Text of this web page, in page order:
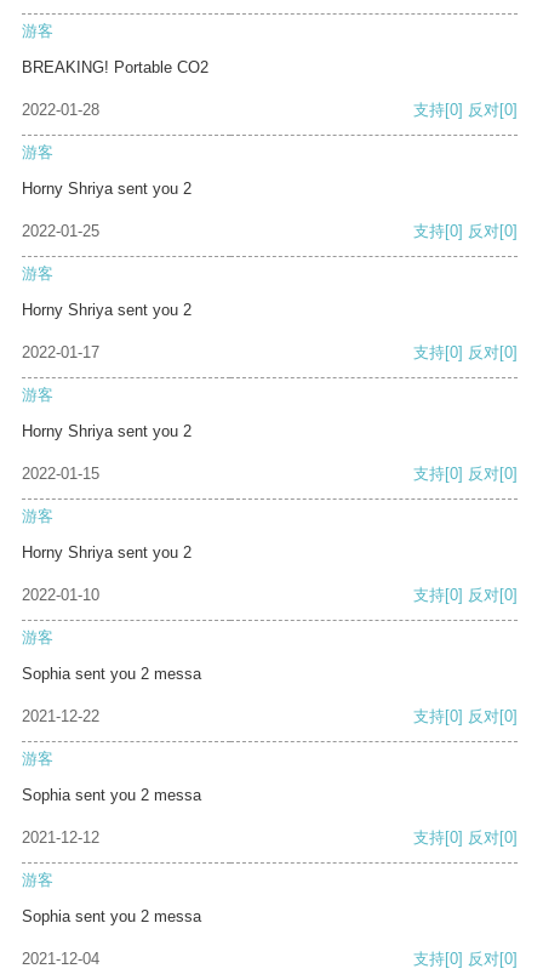
游客
BREAKING! Portable CO2
2022-01-28 支持[0] 反对[0]
游客
Horny Shriya sent you 2
2022-01-25 支持[0] 反对[0]
游客
Horny Shriya sent you 2
2022-01-17 支持[0] 反对[0]
游客
Horny Shriya sent you 2
2022-01-15 支持[0] 反对[0]
游客
Horny Shriya sent you 2
2022-01-10 支持[0] 反对[0]
游客
Sophia sent you 2 messa
2021-12-22 支持[0] 反对[0]
游客
Sophia sent you 2 messa
2021-12-12 支持[0] 反对[0]
游客
Sophia sent you 2 messa
2021-12-04 支持[0] 反对[0]